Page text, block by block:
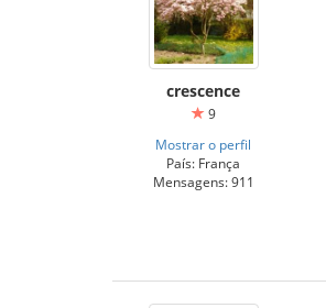
crescence
9
Mostrar o perfil
País: França
Mensagens: 911